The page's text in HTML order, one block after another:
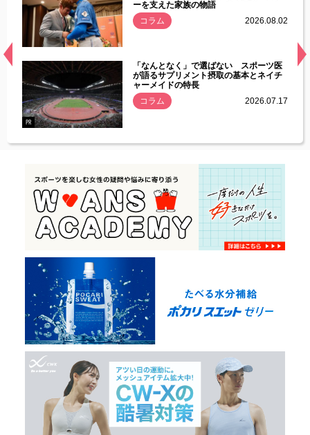
常
ーを支えた家族の物語
コラム
2026.08.02
PR
「なんとなく」で選ばない スポーツ医
が語るサプリメント摂取の基本とネイチ
ャーメイドの特長
コラム
2026.07.17